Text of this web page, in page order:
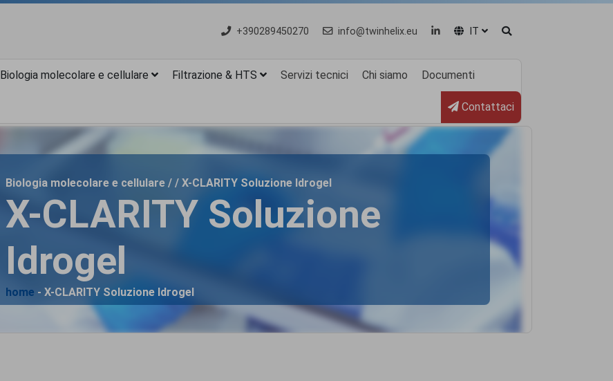
IT
info@twinhelix.eu
+390289450270
Biologia molecolare e cellulare Filtrazione & HTS Servizi tecnici Chi siamo Documenti
Contattaci
Biologia molecolare e cellulare / / X-CLARITY Soluzione Idrogel
X-CLARITY Soluzione
Idrogel
home - X-CLARITY Soluzione Idrogel